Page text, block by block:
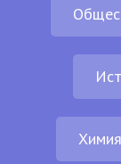
Химия